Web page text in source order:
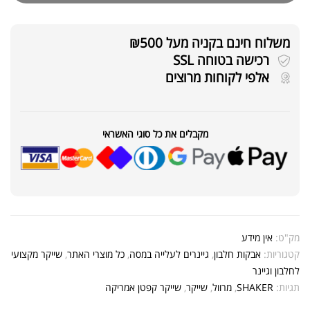
משלוח חינם בקניה מעל ₪500
רכישה בטוחה SSL
אלפי לקוחות מרוצים
מקבלים את כל סוגי האשראי
מק"ט: אין מידע
קטגוריות: אבקות חלבון, גיינרים לעלייה במסה, כל מוצרי האתר, שייקר מקצועי
לחלבון וגיינר
תגיות: SHAKER
, מרוול, שייקר, שייקר קפטן אמריקה